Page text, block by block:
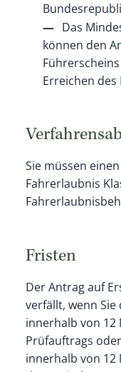
Das
können den
Erreichen
Sie müssen
Fahrerlaubnis
Fristen
Der Antrag auf
verfällt, wenn
innerhalb von 12
Prüfauftrags
innerhalb von 12